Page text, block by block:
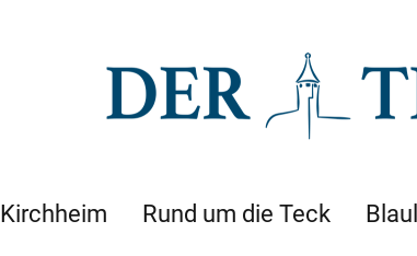
Kirchheim Rund um die Teck